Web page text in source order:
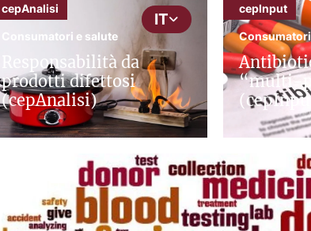
IT
cepAnalisi
Consumatori e salute
Responsabilità da
prodotti difettosi
(cepAnalisi)
cepInput
“multi-